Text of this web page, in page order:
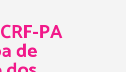
CRF-PA
de